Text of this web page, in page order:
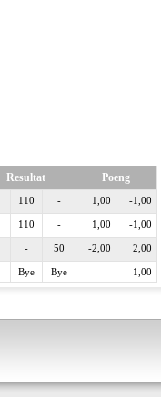
Resultat Poeng
110 - 1,00 -1,00
110 - 1,00 -1,00
- 50 -2,00 2,00
Bye Bye 1,00